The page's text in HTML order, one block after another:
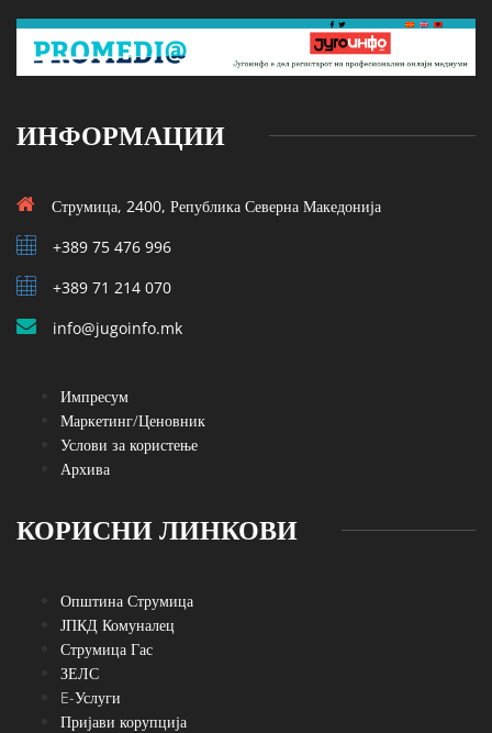
ИНФОРМАЦИИ
Струмица, 2400, Република Северна Македонија
+389 75 476 996
+389 71 214 070
info@jugoinfo.mk
Импресум
Маркетинг/Ценовник
Услови за користење
Архива
КОРИСНИ ЛИНКОВИ
Општина Струмица
ЈПКД Комуналец
Струмица Гас
ЗЕЛС
E-Услуги
Пријави корупција